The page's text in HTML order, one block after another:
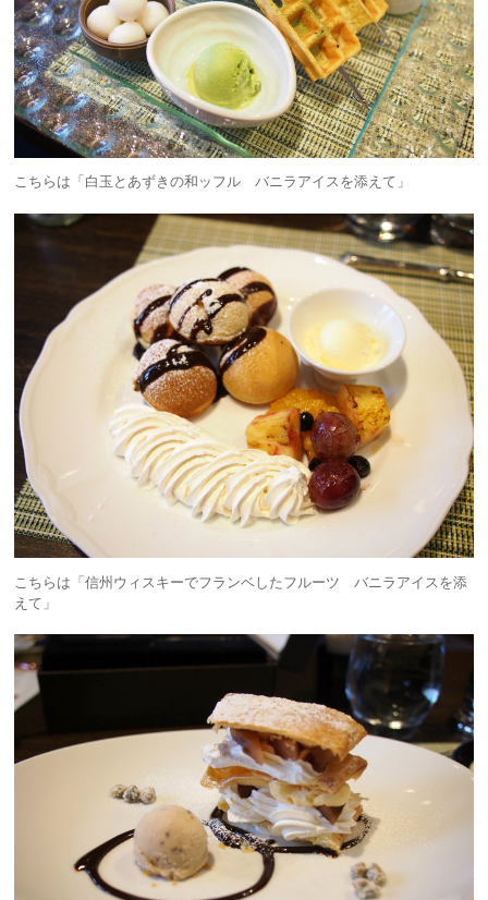
こちらは「白玉とあずきの和ッフル バニラアイスを添えて」
こちらは「信州ウィスキーでフランベしたフルーツ バニラアイスを添
えて」